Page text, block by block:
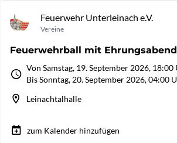
Feuerwehr Unterleinach e.V.
Vereine
Feuerwehrball mit Ehrungsabend
Von Samstag, 19. September 2026, 18:00
Bis Sonntag, 20. September 2026, 04:00
Leinachtalhalle
zum Kalender hinzufügen